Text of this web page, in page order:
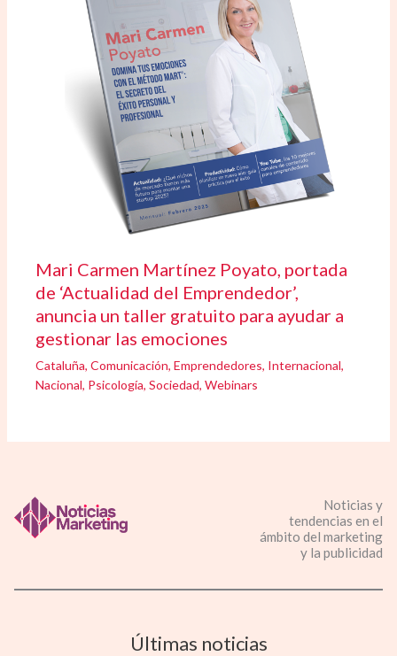
Mari Carmen Martínez Poyato, portada
de ‘Actualidad del Emprendedor’,
anuncia un taller gratuito para ayudar a
gestionar las emociones
Cataluña,Comunicación,Emprendedores, Internacional,
Nacional, Psicología,Sociedad,Webinars
Noticias y
tendencias en el
ámbito del marketing
y la publicidad
Últimas noticias